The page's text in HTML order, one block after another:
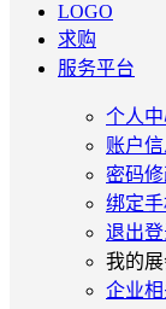
LOGO
求购
服务平台
个人
账户
密码
绑定
退出
我的
企业